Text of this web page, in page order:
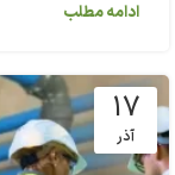
ادامه مطلب
17
آذر